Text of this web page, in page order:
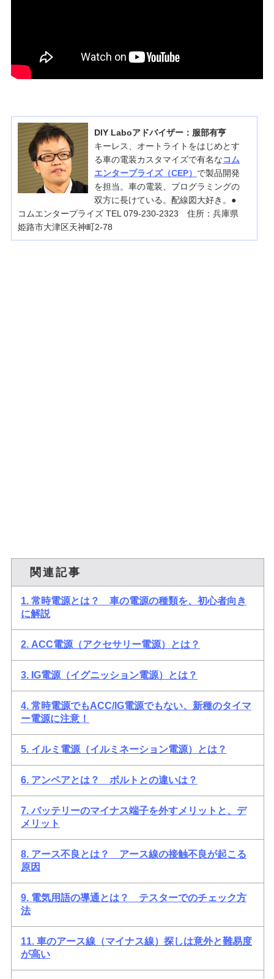
DIY Laboアドバイザー：服部有亨
キーレス、オートライトをはじめとす
る車の電装カスタマイズで有名なコム
エンタープライズ（CEP） で製品開発
を担当。車の電装、プログラミングの
双方に長けている。配線図大好き。●
コムエンタープライズ TEL 079-230-2323 住所：兵庫県
姫路市大津区天神町2-78
関連記事
1. 常時電源とは？ 車の電源の種類を、初心者向き
に解説
2. ACC電源（アクセサリー電源）とは？
3. IG電源（イグニッション電源）とは？
4. 常時電源でもACC/IG電源でもない、新種のタイマ
ー電源に注意！
5. イルミ電源（イルミネーション電源）とは？
6. アンペアとは？ ボルトとの違いは？
7. バッテリーのマイナス端子を外すメリットと、デ
メリット
8. アース不良とは？ アース線の接触不良が起こる
原因
9. 電気用語の導通とは？ テスターでのチェック方
法
11. 車のアース線（マイナス線）探しは意外と難易度
が高い